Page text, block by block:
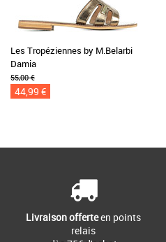
Les Tropéziennes by M.Belarbi
Damia
55,00 €
44,99 €
Livraison offerteen points
relais